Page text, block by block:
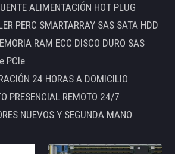
ALIMENTACIÓN HOT PLUG
PERC SMARTARRAY SAS SATA HDD
RAM ECC DISCO DURO SAS
PCIe
24 HORAS A DOMICILIO
PRESENCIAL REMOTO 24/7
NUEVOS Y SEGUNDA MANO